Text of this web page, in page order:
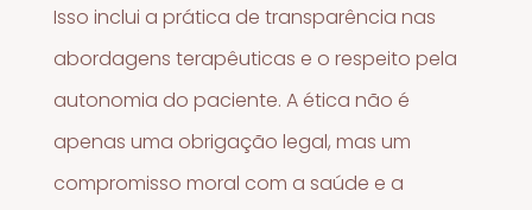
Isso inclui a prática de transparência nas
abordagens terapêuticas e o respeito pela
autonomia do paciente. A ética não é
apenas uma obrigação legal, mas um
compromisso moral com a saúde e a